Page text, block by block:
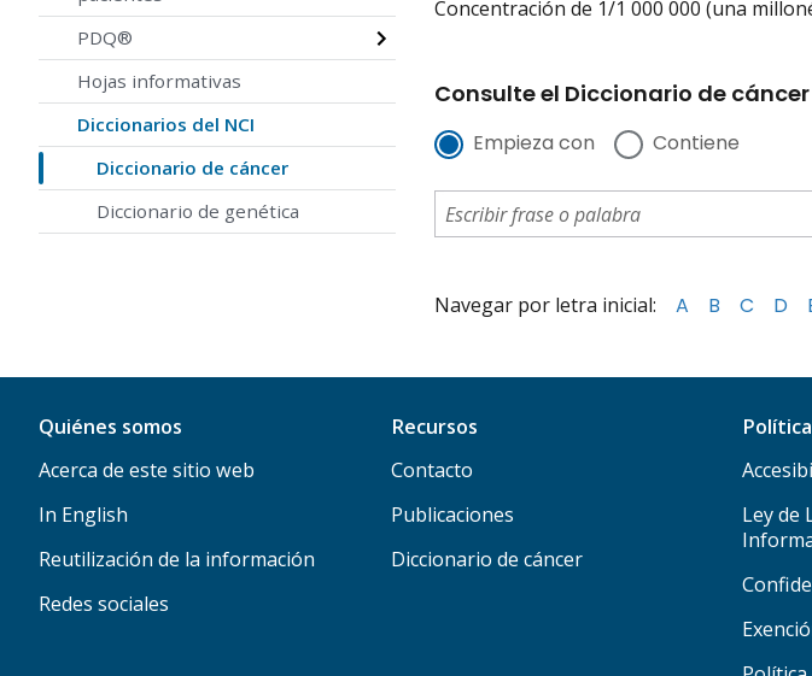
PDQ®
Hojas informativas
Diccionarios del NCI
Diccionario de cáncer
Diccionario de genética
pronunciation
Concentración de 1/1 000 000 (una
Consulte el Diccionario de cáncer
Empieza con Contiene
Navegar por letra inicial: A B C D
Quiénes somos
Acerca de este sitio web
In English
Reutilización de la información
Redes sociales
Recursos
Contacto
Publicaciones
Diccionario de cáncer
Ley de